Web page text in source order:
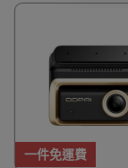
一件免運費